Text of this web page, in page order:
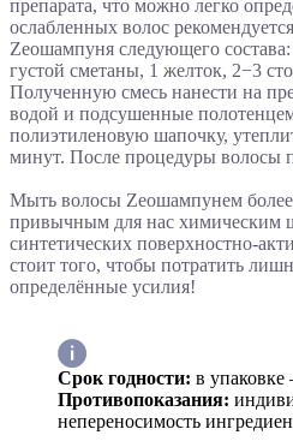
препарата, что можно легко
ослабленных волос
Zеошампуня следующего
густой сметаны, 1 желток, 2−3
Полученную смесь нанести на
водой и подсушенные
полиэтиленовую шапочку,
минут. После процедуры волосы
Мыть волосы Zeoшампунем
привычным для нас химическим
синтетических поверхностно-
стоит того, чтобы потратить
определённые усилия!
Срок годности: в
Противопоказания:
непереносимость